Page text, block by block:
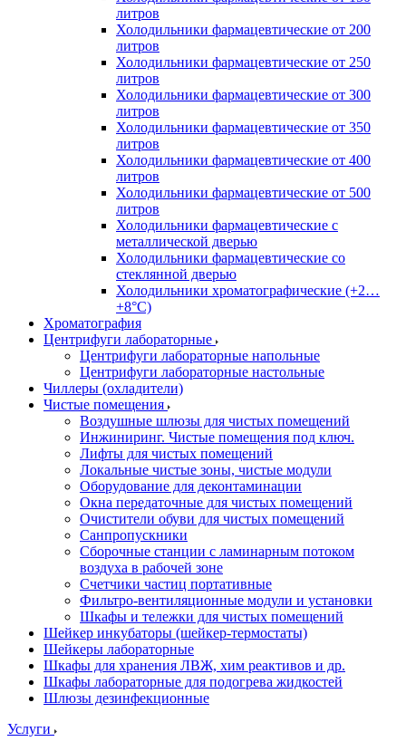
литров
Холодильники фармацевтические от 200
литров
Холодильники фармацевтические от 250
литров
Холодильники фармацевтические от 300
литров
Холодильники фармацевтические от 350
литров
Холодильники фармацевтические от 400
литров
Холодильники фармацевтические от 500
литров
Холодильники фармацевтические с
металлической дверью
Холодильники фармацевтические со
стеклянной дверью
Холодильники хроматографические (+2…
+8°C)
Хроматография
Центрифуги лабораторные
Центрифуги лабораторные напольные
Центрифуги лабораторные настольные
Чиллеры (охладители)
Чистые помещения
Воздушные шлюзы для чистых помещений
Инжиниринг. Чистые помещения под ключ.
Лифты для чистых помещений
Локальные чистые зоны, чистые модули
Оборудование для деконтаминации
Окна передаточные для чистых помещений
Очистители обуви для чистых помещений
Санпропускники
Сборочные станции с ламинарным потоком
воздуха в рабочей зоне
Счетчики частиц портативные
Фильтро-вентиляционные модули и установки
Шкафы и тележки для чистых помещений
Шейкер инкубаторы (шейкер-термостаты)
Шейкеры лабораторные
Шкафы для хранения ЛВЖ, хим реактивов и др.
Шкафы лабораторные для подогрева жидкостей
Шлюзы дезинфекционные
Услуги